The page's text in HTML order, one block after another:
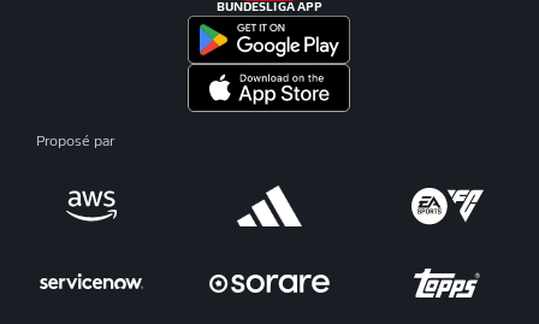
BUNDESLIGA APP
Proposé par